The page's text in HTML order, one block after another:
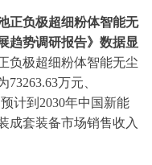
正负极超细粉体智能无
趋势调研报告》 数据显
负极超细粉体智能无尘
73263.63万元、
计到 2030年中国新能
成套装备市场销售收入